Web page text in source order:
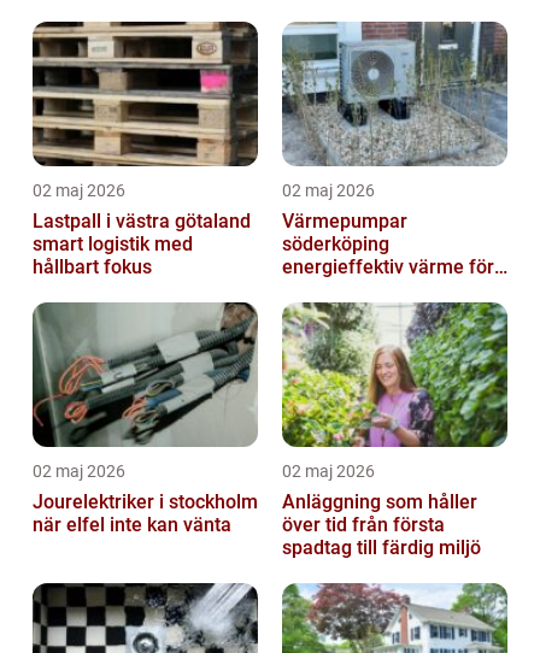
02 maj 2026
Lastpall i västra götaland
smart logistik med
hållbart fokus
02 maj 2026
Värmepumpar
söderköping
energieffektiv värme för
02 maj 2026
Jourelektriker i stockholm
när elfel inte kan vänta
02 maj 2026
Anläggning som håller
över tid från första
spadtag till färdig miljö